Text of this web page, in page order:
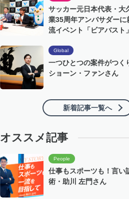
サッカー元日本代表・大
業35周年アンバサダーに
流イベント「ビアバスト
Global
一つひとつの案件がつく
ショーン・ファンさん
新着記事一覧へ
オススメ記事
People
仕事もスポーツも！言い
術・助川 左門さん